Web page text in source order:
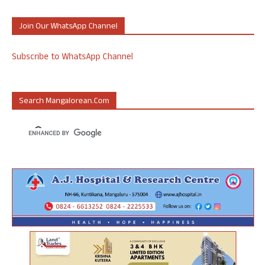
Join Our WhatsApp Channel
Subscribe to WhatsApp Channel
Search Mangalorean.com